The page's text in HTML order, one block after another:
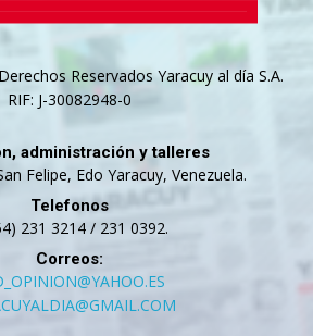
Reservados Yaracuy al día S.A.
RIF: J-30082948-0
administración y talleres
Felipe, Edo Yaracuy, Venezuela.
Telefonos
231 3214 / 231 0392.
Correos: